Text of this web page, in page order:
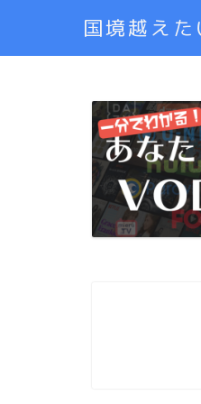
国境越えた